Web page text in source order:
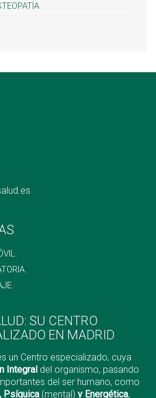
SU CENTRO
EN MADRID
un Centro especializado, cuya
Integral del organismo, pasando
del ser humano, como
, Psíquica (mental) y Energética.